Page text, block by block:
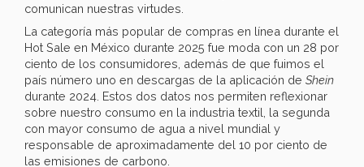
comunican nuestras virtudes.
La categoría más popular de compras en línea durante el
Hot Sale en México durante 2025 fue moda con un 28 por
ciento de los consumidores, además de que fuimos el
país número uno en descargas de la aplicación de Shein
durante 2024. Estos dos datos nos permiten reflexionar
sobre nuestro consumo en la industria textil, la segunda
con mayor consumo de agua a nivel mundial y
responsable de aproximadamente del 10 por ciento de
las emisiones de carbono.